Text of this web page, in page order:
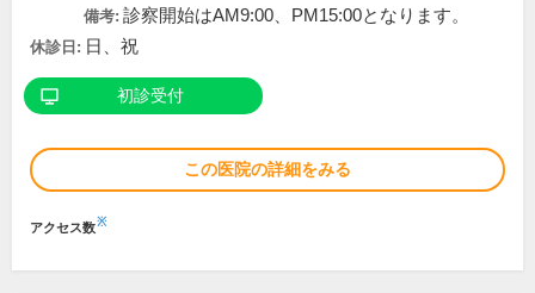
備考: 診察開始はAM9:00、PM15:00となります。
休診日: 日、祝
初診受付
この医院の詳細をみる
アクセス数※